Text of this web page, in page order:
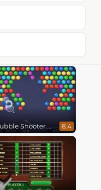
Bubble Shooter HD 8.4